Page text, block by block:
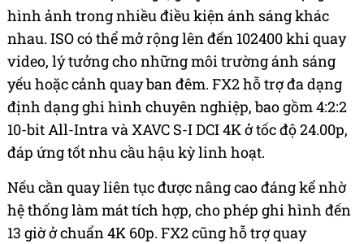
hình ảnh trong nhiều điều kiện ánh sáng khác
nhau. ISO có thể mở rộng lên đến 102400 khi quay
video, lý tưởng cho những môi trường ánh sáng
yếu hoặc cảnh quay ban đêm. FX2 hỗ trợ đa dạng
định dạng ghi hình chuyên nghiệp, bao gồm 4:2:2
10-bit All-Intra và XAVC S-I DCI 4K ở tốc độ 24.00p,
đáp ứng tốt nhu cầu hậu kỳ linh hoạt.
Nếu cần quay liên tục được nâng cao đáng kể nhờ
hệ thống làm mát tích hợp, cho phép ghi hình đến
13 giờ ở chuẩn 4K 60p. FX2 cũng hỗ trợ quay